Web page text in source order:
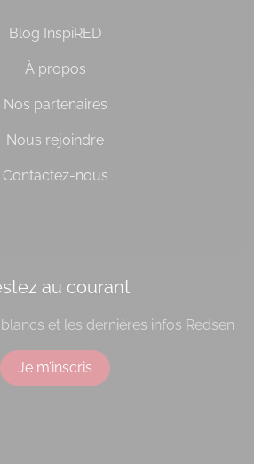
Blog InspiRED
À propos
Nos partenaires
Nous rejoindre
Contactez-nous
au courant
et les dernières infos Redsen
Je m’inscris